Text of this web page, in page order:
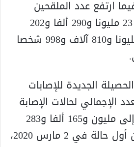
ارتفع عدد الملقحين
بالجرعة الثانية إلى 23 مليونا و290 ألفا و202
شخصا، مقابل 24 مليونا و810 آلاف و998 شخصا
الجديدة للإصابات
الإجمالي لحالات الإصابة
المؤكدة بالمملكة إلى مليون و165 ألفا و283
حالة منذ الإعلان عن أول حالة في 2 مارس 2020،